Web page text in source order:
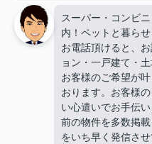
スーパー・コンビ
内！ペットと暮ら
お電話頂けると、
ョン・一戸建て・
お客様のご希望が
おります。お客様
い心遣いでお手伝
前の物件を多数掲
をいち早く発信さ